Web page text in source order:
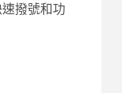
撥號和功